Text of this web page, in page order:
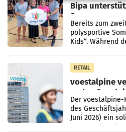
Bipa
Bereits zum
polysportive
Kids“. Während
RETAIL
voestalpine
erstes
Der voestalpine-
des
Juni 2026) ein